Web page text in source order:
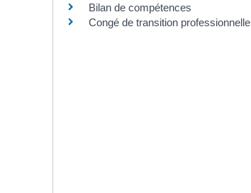
Bilan de compétences
Congé de transition professionnelle